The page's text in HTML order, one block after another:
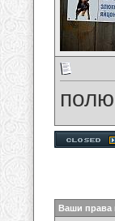
Ваши права